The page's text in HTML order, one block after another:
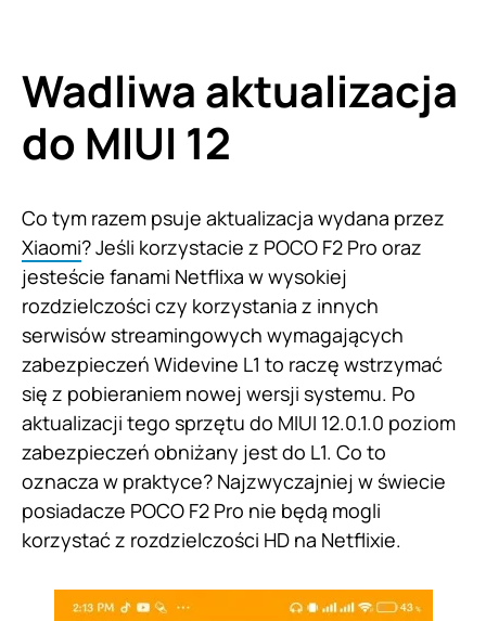
Wadliwa aktualizacja
do MIUI 12
Co tym razem psuje aktualizacja wydana przez
Xiaomi? Jeśli korzystacie z POCO F2 Pro oraz
jesteście fanami Netflixa w wysokiej
rozdzielczości czy korzystania z innych
serwisów streamingowych wymagających
zabezpieczeń Widevine L1 to raczę wstrzymać
się z pobieraniem nowej wersji systemu. Po
aktualizacji tego sprzętu do MIUI 12.0.1.0 poziom
zabezpieczeń obniżany jest do L1. Co to
oznacza w praktyce? Najzwyczajniej w świecie
posiadacze POCO F2 Pro nie będą mogli
korzystać z rozdzielczości HD na Netflixie.